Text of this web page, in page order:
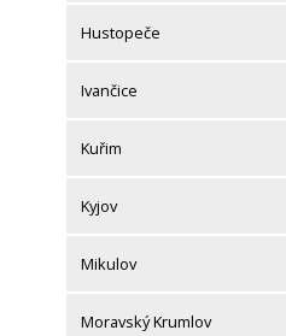
Hustopeče
Ivančice
Kuřim
Kyjov
Mikulov
Moravský Krumlov